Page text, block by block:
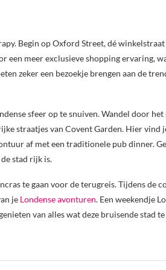
Begin op Oxford Street, dé
een meer exclusieve shopping ervaring,
zeker een bezoekje brengen aan de
sfeer op te snuiven. Wandel door
straatjes van Covent Garden. Hier vind
af met een traditionele pub dinner.
stad rijk is.
te gaan voor de terugreis. Tijdens de
je Londense avonturen. Een weekendje
van alles wat deze bruisende stad